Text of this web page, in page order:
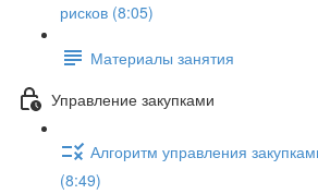
рисков (8:05)
Материалы занятия
Управление закупками
Алгоритм управления
(8:49)